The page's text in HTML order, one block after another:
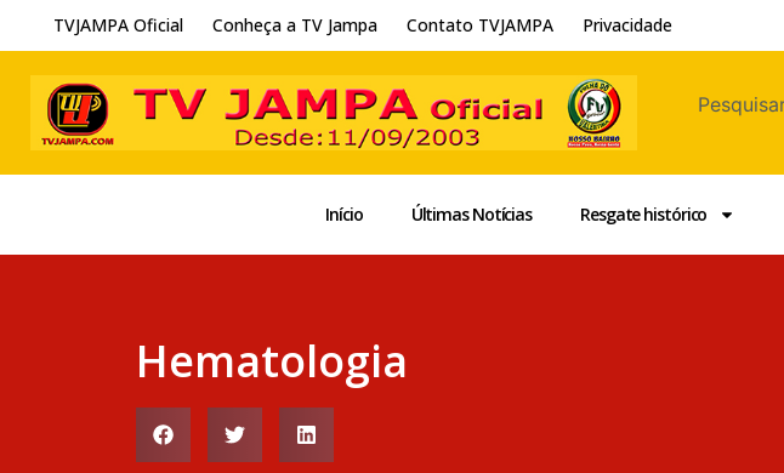
TVJAMPA Oficial Conheça a TV Jampa Contato TVJAMPA Privacidade
Início Últimas Notícias Resgate histórico
Hematologia